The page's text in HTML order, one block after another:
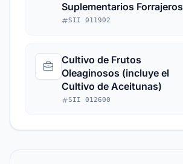
Suplementarios Forrajeros
SII 011902
Cultivo de Frutos
Oleaginosos (incluye el
Cultivo de Aceitunas)
SII 012600